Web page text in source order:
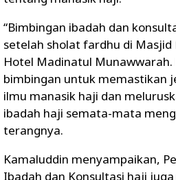
“Bimbingan ibadah dan
setelah sholat fardhu di
Hotel Madinatul
bimbingan untuk memastikan
ilmu manasik haji dan
ibadah haji semata-mata
terangnya.
Kamaluddin menyampaikan,
Ibadah dan Konsultasi haji